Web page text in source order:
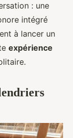
: une
intégré
à lancer un
expérience